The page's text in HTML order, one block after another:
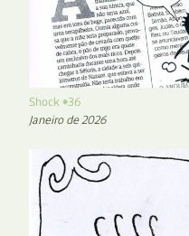
Shock #36
Janeiro de 2026